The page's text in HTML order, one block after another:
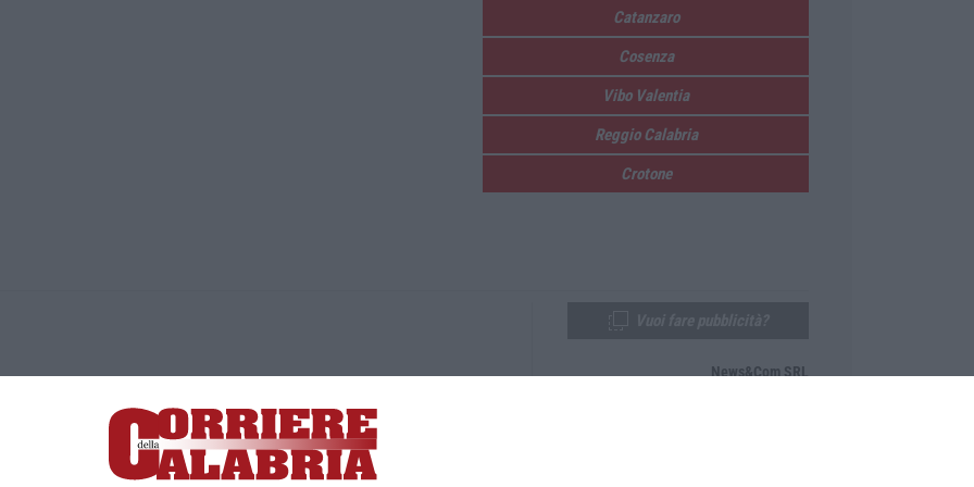
Catanzaro
Cosenza
Vibo Valentia
Reggio Calabria
Crotone
Lamezia Terme (CZ)
responsabile Paola Militano |Privacy
News&Com SRL